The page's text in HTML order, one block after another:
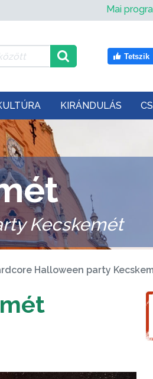
Mai
Tetszik
KIRÁNDULÁS
Kecskemét
Halloween party